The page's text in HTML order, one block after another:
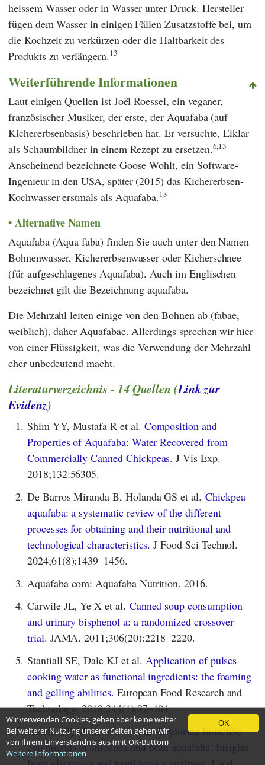
heissem Wasser oder in Wasser unter Druck. Hersteller
fügen dem Wasser in einigen Fällen Zusatzstoffe bei, um
die Kochzeit zu verkürzen oder die Haltbarkeit des
Produkts zu verlängern.13
Weiterführende Informationen
Laut einigen Quellen ist Joël Roessel, ein veganer,
französischer Musiker, der erste, der Aquafaba (auf
Kichererbsenbasis) beschrieben hat. Er versuchte, Eiklar
als Schaumbildner in einem Rezept zu ersetzen.6,13
Anscheinend bezeichnete Goose Wohlt, ein Software-
Ingenieur in den USA, später (2015) das Kichererbsen-
Kochwasser erstmals als Aquafaba.13
Alternative Namen
Aquafaba (Aqua faba) finden Sie auch unter den Namen
Bohnenwasser, Kichererbsenwasser oder Kicherschnee
(für aufgeschlagenes Aquafaba). Auch im Englischen
bezeichnet gilt die Bezeichnung aquafaba.
Die Mehrzahl leiten einige von den Bohnen ab (fabae,
weiblich), daher Aquafabae. Allerdings sprechen wir hier
von einer Flüssigkeit, was die Verwendung der Mehrzahl
eher unbedeutend macht.
Literaturverzeichnis - 14 Quellen (Link zur
Evidenz)
1. Shim YY, Mustafa R et al. Composition and
Properties of Aquafaba: Water Recovered from
Commercially Canned Chickpeas. J Vis Exp.
2018;132:56305.
2. De Barros Miranda B, Holanda GS et al. Chickpea
aquafaba: a systematic review of the different
processes for obtaining and their nutritional and
technological characteristics. J Food Sci Technol.
2024;61(8):1439–1456.
3. Aquafaba com: Aquafaba Nutrition. 2016.
4. Carwile JL, Ye X et al. Canned soup consumption
and urinary bisphenol a: a randomized crossover
trial. JAMA. 2011;306(20):2218–2220.
5. Stantiall SE, Dale KJ et al.Application of pulses
cooking water as functional ingredients: the foaming
and gelling abilities. European Food Research and
Technology. 2018;244(1):97–104.
6. Huang YP, Masarweh C et al.Exploring bioactive
compounds in chickpea and bean aquafaba: Insights
OK
Wir verwenden Cookies, geben aber keine weiter.
Bei weiterer Nutzung unserer Seiten gehen wir
von Ihrem Einverständnis aus (mit OK-Button)
Weitere Informationen